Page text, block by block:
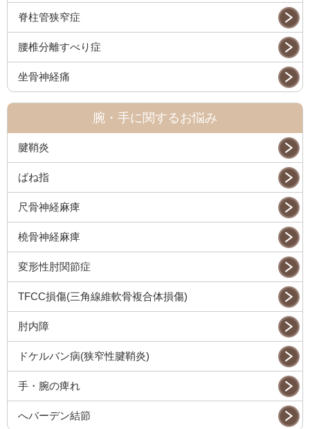
脊柱管狭窄症
腰椎分離すべり症
坐骨神経痛
腕・手に関するお悩み
腱鞘炎
ばね指
尺骨神経麻痺
橈骨神経麻痺
変形性肘関節症
TFCC損傷(三角線維軟骨複合体損傷)
肘内障
ドケルバン病(狭窄性腱鞘炎)
手・腕の痺れ
へバーデン結節